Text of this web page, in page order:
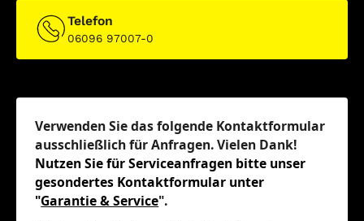
Telefon
06096 97007-0
Verwenden Sie das folgende Kontaktformular
ausschließlich für Anfragen. Vielen Dank!
Nutzen Sie für Serviceanfragen bitte unser
gesondertes Kontaktformular unter
"Garantie & Service".